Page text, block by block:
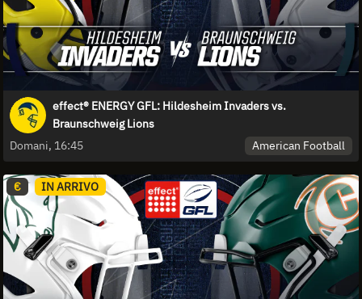
effect® ENERGY GFL: Hildesheim Invaders vs.
Braunschweig Lions
Domani, 16:45
American Football
€ IN ARRIVO